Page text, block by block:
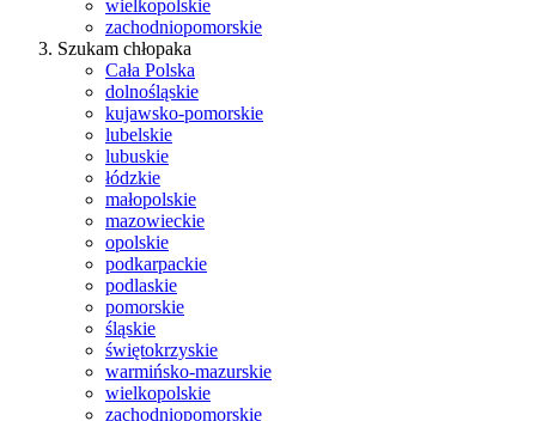
wielkopolskie
zachodniopomorskie
Szukam chłopaka
Cała Polska
dolnośląskie
kujawsko-pomorskie
lubelskie
lubuskie
łódzkie
małopolskie
mazowieckie
opolskie
podkarpackie
podlaskie
pomorskie
śląskie
świętokrzyskie
warmińsko-mazurskie
wielkopolskie
zachodniopomorskie